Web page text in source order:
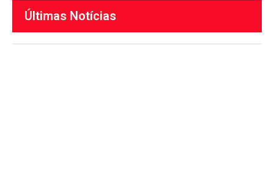
Últimas Notícias